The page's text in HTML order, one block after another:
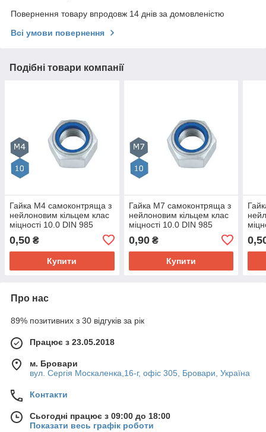
Повернення товару впродовж 14 днів за домовленістю
Всі умови повернення
Подібні товари компанії
Гайка М4 самоконтряща з
нейлоновим кільцем клас
міцності 10.0 DIN 985
0,50 ₴
Купити
Гайка М7 самоконтряща з
нейлоновим кільцем клас
міцності 10.0 DIN 985
0,90₴
Купити
Про нас
89% позитивних з 30 відгуків за рік
Працює з 23.05.2018
м. Бровари
вул. Сергія Москаленка,16-г, офіс 305, Бровари, Україна
Контакти
Сьогодні працює з 09:00 до 18:00
Показати весь графік роботи